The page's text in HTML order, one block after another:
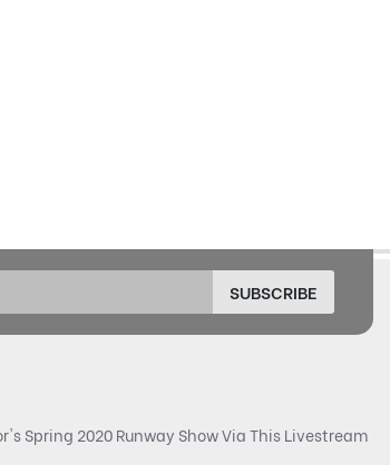
SUBSCRIBE
Spring 2020 Runway Show Via This Livestream